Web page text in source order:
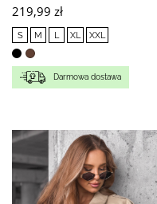
219,99 zł
S M L XL XXL
Darmowa dostawa